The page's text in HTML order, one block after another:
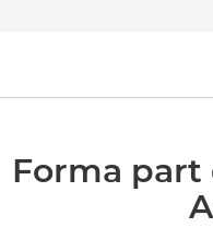
Forma